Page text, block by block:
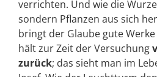
verrichten. Und wie die
sondern Pflanzen aus sich
bringt der Glaube gute
hält zur Zeit der Versuchung
zurück; das sieht man im